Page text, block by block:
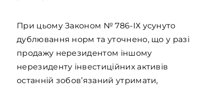
При цьому Законом № 786-ІХ усунуто
дублювання норм та уточнено, що у разі
продажу нерезидентом іншому
нерезиденту інвестиційних активів
останній зобов’язаний утримати,